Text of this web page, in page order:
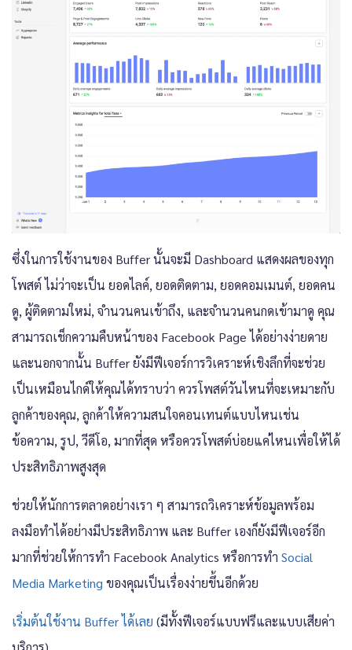
ซึ่งในการใช้งานของ Buffer นั้นจะมี Dashboard แสดงผลของทุก
โพสต์ ไม่ว่าจะเป็น ยอดไลค์, ยอดติดตาม, ยอดคอมเมนต์, ยอดคน
ดู, ผู้ติดตามใหม่, จำนวนคนเข้าถึง, และจำนวนคนกดเข้ามาดู คุณ
สามารถเช็กความคืบหน้าของ Facebook Page ได้อย่างง่ายดาย
และนอกจากนั้น Buffer ยังมีฟีเจอร์การวิเคราะห์เชิงลึกที่จะช่วย
เป็นเหมือนไกด์ให้คุณได้ทราบว่า ควรโพสต์วันไหนที่จะเหมาะกับ
ลูกค้าของคุณ, ลูกค้าให้ความสนใจคอนเทนต์แบบไหนเช่น
ข้อความ, รูป, วีดีโอ, มากที่สุด หรือควรโพสต์บ่อยแค่ไหนเพื่อให้ได้
ประสิทธิภาพสูงสุด
ช่วยให้นักการตลาดอย่างเรา ๆ สามารถวิเคราะห์ข้อมูลพร้อม
ลงมือทำได้อย่างมีประสิทธิภาพ และ Buffer เองก็ยังมีฟีเจอร์อีก
มากที่ช่วยให้การทำ Facebook Analytics หรือการทำ Social
Media Marketing ของคุณเป็นเรื่องง่ายขึ้นอีกด้วย
เริ่มต้นใช้งาน Buffer ได้เลย (มีทั้งฟีเจอร์แบบฟรีและแบบเสียค่า